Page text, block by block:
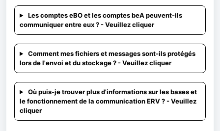
Les comptes eBO et les comptes beA peuvent-ils
communiquer entre eux ? - Veuillez cliquer
Comment mes fichiers et messages sont-ils protégés
lors de l'envoi et du stockage ? - Veuillez cliquer
Où puis-je trouver plus d'informations sur les bases et
le fonctionnement de la communication ERV ? - Veuillez
cliquer